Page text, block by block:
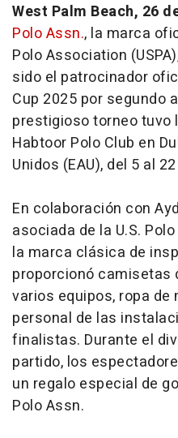
West Palm Beach, 26
Polo Assn., la marca
Polo Association
sido el patrocinador
Cup 2025 por segundo
prestigioso torneo tuvo
Habtoor Polo Club en
Unidos (EAU), del 5 al
En colaboración con
asociada de la U.S.
la marca clásica de
proporcionó camisetas
varios equipos, ropa de
personal de las
finalistas. Durante el
partido, los
un regalo especial de
Polo Assn.